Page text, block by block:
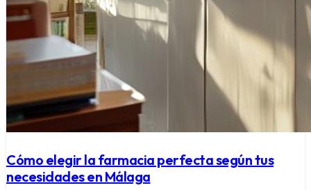
Cómo elegir la farmacia perfecta según tus
necesidades en Málaga